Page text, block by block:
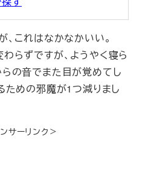
これはなかなかいい。
らずですが、ようやく寝ら
の音でまた目が覚めてし
ための邪魔が1つ減りまし
サーリンク＞